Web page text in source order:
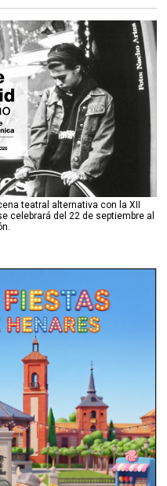
teatral alternativa con la XII
celebrará del 22 de septiembre al